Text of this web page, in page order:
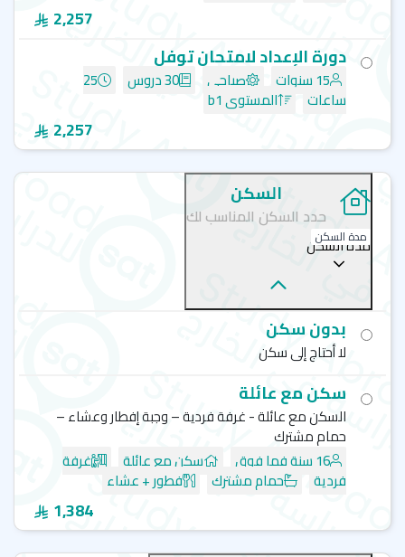
كاليفورنيا لانجويدج - لوس أنجلوس - California Language
Academy
إف إل أس إنترناشيونال - لوس أنجلوس - FLS International
إي إل إس - مقاطعة لوس أنجلوس - ELS School
كينجز إديوكيشن- لوس أنجلوس - kings education
2,257
دورة الإعداد لامتحان توفل
15 سنوات صباحي 30 دروس 25
ساعات المستوى b1
2,257
السكن
حدد السكن المناسب لك
مدة السكن
مدة السكن
بدون سكن
لا أحتاج إلى سكن
سكن مع عائلة
السكن مع عائلة - غرفة فردية – وجبة إفطار وعشاء –
حمام مشترك
16 سنة فما فوق
سكن مع عائلة غرفة
فردية حمام مشترك فطور + عشاء
1,384